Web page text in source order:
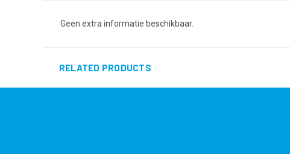
Geen extra informatie beschikbaar.
RELATED PRODUCTS